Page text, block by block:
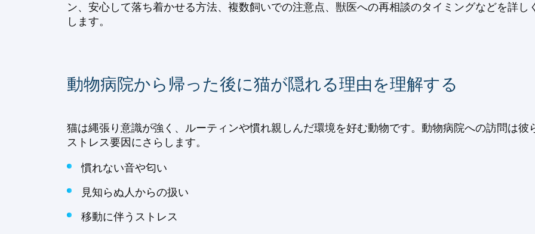
ン、安心して落ち着かせる方法、複数飼いでの注意点、獣医への再相談のタイミングなどを詳
します。
動物病院から帰った後に猫が隠れる理由を理解する
猫は縄張り意識が強く、ルーティンや慣れ親しんだ環境を好む動物です。動物病院への訪問は
ストレス要因にさらします。
慣れない音や匂い
見知らぬ人からの扱い
移動に伴うストレス